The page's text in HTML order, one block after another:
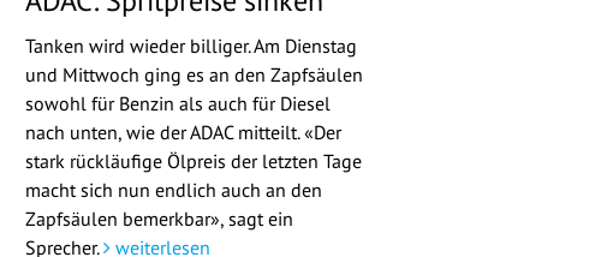
Tanken wird wieder billiger. Am Dienstag
und Mittwoch ging es an den Zapfsäulen
sowohl für Benzin als auch für Diesel
nach unten, wie der ADAC mitteilt. «Der
stark rückläufige Ölpreis der letzten Tage
macht sich nun endlich auch an den
Zapfsäulen bemerkbar», sagt ein
Sprecher. weiterlesen